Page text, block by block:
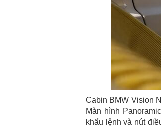
Cabin BMW Vision
Màn hình
khẩu lệnh và nút